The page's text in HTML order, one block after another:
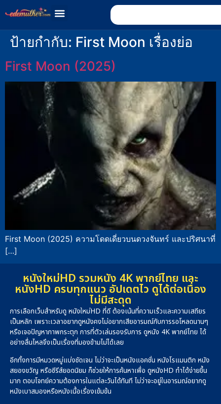
ป้ายกำกับ: First Moon เรื่องย่อ
First Moon (2025)
First Moon (2025) ความโดดเดี่ยวบนดวงจันทร์ และปริศนาที่
[…]
หนังใหม่HD รวมหนัง 4K พากย์ไทย และ
หนังHD ครบทุกแนว อัปเดตไว ดูได้ต่อเนื่อง
ไม่มีสะดุด
การเลือกเว็บสำหรับดู หนังใหม่HD ที่ดี ต้องเน้นที่ความเร็วและความเสถียร
เป็นหลัก เพราะเวลาอยากดูหนังคงไม่อยากเสียอารมณ์กับการรอโหลดนานๆ
หรือเจอปัญหาภาพกระตุก การที่ตัวเล่นรองรับการ ดูหนัง 4K พากย์ไทย ได้
อย่างลื่นไหลจึงเป็นเรื่องที่มองข้ามไม่ได้เลย
อีกทั้งการมีหมวดหมู่แบ่งชัดเจน ไม่ว่าจะเป็นหนังแอคชั่น หนังโรแมนติก หนัง
สยองขวัญ หรือซีรีส์ยอดนิยม ก็ช่วยให้การค้นหาเพื่อ ดูหนังHD ทำได้ง่ายขึ้น
มาก ตอบโจทย์ความต้องการในแต่ละวันได้ทันที ไม่ว่าจะอยู่ในอารมณ์อยากดู
หนังเบาสมองหรือหนังเนื้อเรื่องเข้มข้น